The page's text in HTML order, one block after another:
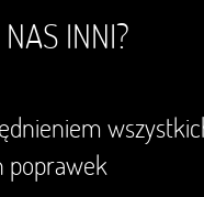
INNI?
poprawek